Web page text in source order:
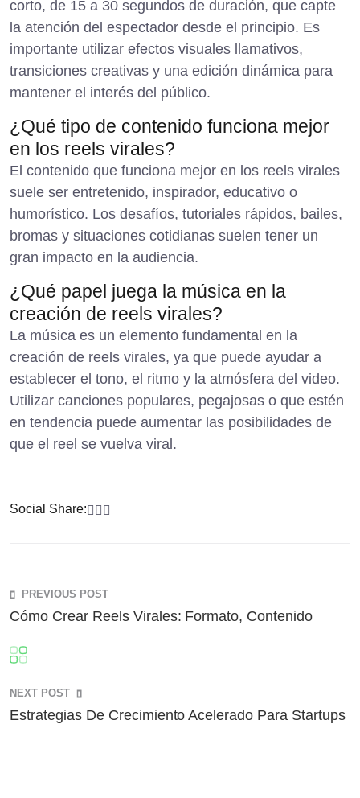
corto, de 15 a 30 segundos de duración, que capte
la atención del espectador desde el principio. Es
importante utilizar efectos visuales llamativos,
transiciones creativas y una edición dinámica para
mantener el interés del público.
¿Qué tipo de contenido funciona mejor
en los reels virales?
El contenido que funciona mejor en los reels virales
suele ser entretenido, inspirador, educativo o
humorístico. Los desafíos, tutoriales rápidos, bailes,
bromas y situaciones cotidianas suelen tener un
gran impacto en la audiencia.
¿Qué papel juega la música en la
creación de reels virales?
La música es un elemento fundamental en la
creación de reels virales, ya que puede ayudar a
establecer el tono, el ritmo y la atmósfera del video.
Utilizar canciones populares, pegajosas o que estén
en tendencia puede aumentar las posibilidades de
que el reel se vuelva viral.
Social Share:
PREVIOUS POST
Cómo Crear Reels Virales: Formato, Contenido
NEXT POST
Estrategias De Crecimiento Acelerado Para Startups